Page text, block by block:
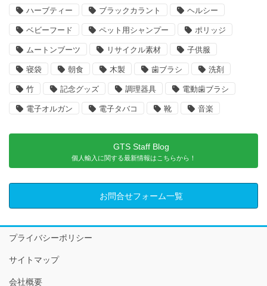
ハーブティー ブラックカラント ヘルシー
ベビーフード ペット用シャンプー ポリッジ
ムートンブーツ リサイクル素材 子供服
寝袋 朝食 木製 歯ブラシ 洗剤
竹 記念グッズ 調理器具 電動歯ブラシ
電子オルガン 電子タバコ 靴 音楽
GTS Staff Blog
個人輸入に関する最新情報はこちらから！
お問合せフォーム一覧
プライバシーポリシー
サイトマップ
会社概要